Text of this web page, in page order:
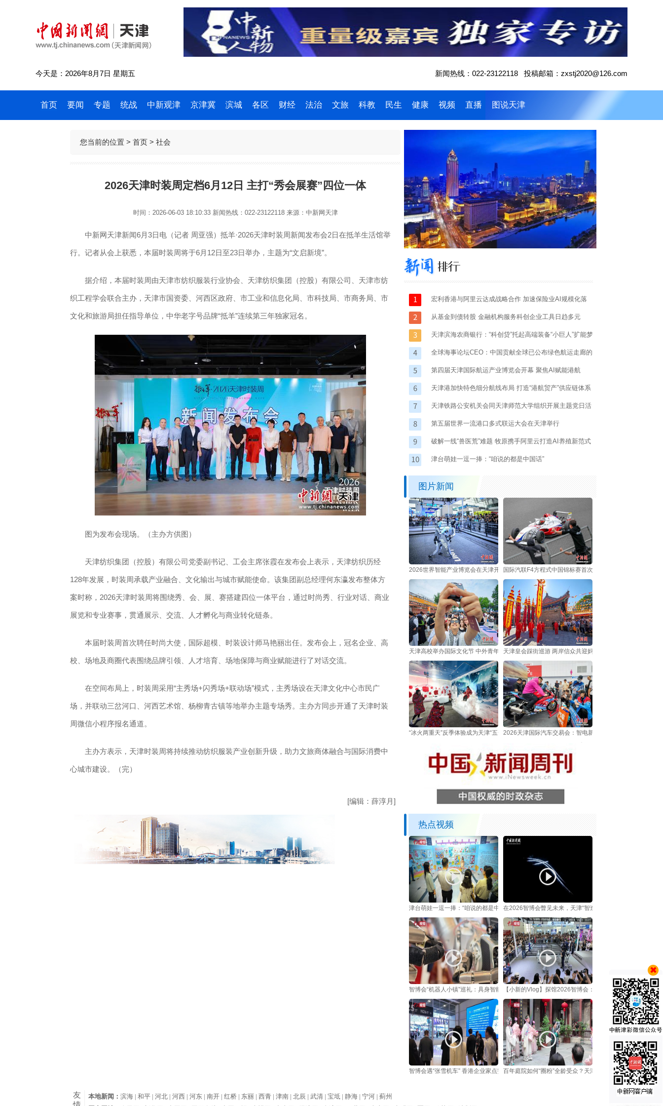
今天是：2026年8月7日 星期五 新闻热线：022-23122118 投稿邮箱：zxstj2020@126.com
首页 要闻 专题 统战 中新观津 京津冀 滨城 各区 财经 法治 文旅 科教 民生 健康 视频 直播 图说天津
您当前的位置 > 首页 > 社会
2026天津时装周定档6月12日 主打“秀会展赛”四位一体
时间：2026-06-03 18:10:33 新闻热线：022-23122118来源：中新网天津
中新网天津新闻6月3日电（记者 周亚强）抵羊·2026天津时装周新闻发布会2日在抵羊生活馆举
行。记者从会上获悉，本届时装周将于6月12日至23日举办，主题为“文启新境”。
据介绍，本届时装周由天津市纺织服装行业协会、天津纺织集团（控股）有限公司、天津市纺
织工程学会联合主办，天津市国资委、河西区政府、市工业和信息化局、市科技局、市商务局、市
文化和旅游局担任指导单位，中华老字号品牌“抵羊”连续第三年独家冠名。
图为发布会现场。（主办方供图）
天津纺织集团（控股）有限公司党委副书记、工会主席张霞在发布会上表示，天津纺织历经
128年发展，时装周承载产业融合、文化输出与城市赋能使命。该集团副总经理何东瀛发布整体方
案时称，2026天津时装周将围绕秀、会、展、赛搭建四位一体平台，通过时尚秀、行业对话、商业
展览和专业赛事，贯通展示、交流、人才孵化与商业转化链条。
本届时装周首次聘任时尚大使，国际超模、时装设计师马艳丽出任。发布会上，冠名企业、高
校、场地及商圈代表围绕品牌引领、人才培育、场地保障与商业赋能进行了对话交流。
在空间布局上，时装周采用“主秀场+闪秀场+联动场”模式，主秀场设在天津文化中心市民广
场，并联动三岔河口、河西艺术馆、杨柳青古镇等地举办主题专场秀。主办方同步开通了天津时装
周微信小程序报名通道。
主办方表示，天津时装周将持续推动纺织服装产业创新升级，助力文旅商体融合与国际消费中
心城市建设。（完）
[编辑：薛淳月]
宏利香港与阿里云达成战略合作 加速保险业AI规模化落
地
从基金到债转股 金融机构服务科创企业工具日趋多元
天津滨海农商银行：“科创贷”托起高端装备“小巨人”扩能梦
全球海事论坛CEO：中国贡献全球已公布绿色航运走廊的
五分之一
第四届天津国际航运产业博览会开幕 聚焦AI赋能港航
天津港加快特色细分航线布局 打造“港航贸产”供应链体系
天津铁路公安机关会同天津师范大学组织开展主题党日活
动
第五届世界一流港口多式联运大会在天津举行
破解一线“兽医荒”难题 牧原携手阿里云打造AI养殖新范式
津台萌娃一逗一捧：“咱说的都是中国话”
图片新闻
2026世界智能产业博览会在天津开幕国际汽联F4方程式中国锦标赛首次登陆天津
天津高校举办国际文化节 中外青年共享多元文化盛宴天津皇会踩街巡游 两岸信众共迎妈祖诞辰
“冰火两重天”反季体验成为天津“五一”假日新亮点2026天津国际汽车交易会：智电新车集中亮相吸引观众
热点视频
津台萌娃一逗一捧：“咱说的都是中国话”在2026智博会瞥见未来，天津“智造”接入具身智能时代
智博会“机器人小镇”巡礼：具身智能从展品走向“实战”【小新的Vlog】探馆2026智博会：这些机器人已经“悄悄上岗
智博会遇“张雪机车” 香港企业家点赞民企为国争光百年庭院如何“圈粉”全龄受众？天津百年风貌庭院解锁非遗昆
友
本地新闻： 滨海 |和平 |河北 |河西 |河东 |南开 |红桥 | 东丽 |西青 |津南 |北辰 |武清 |宝坻 |静海 |宁河 |蓟州